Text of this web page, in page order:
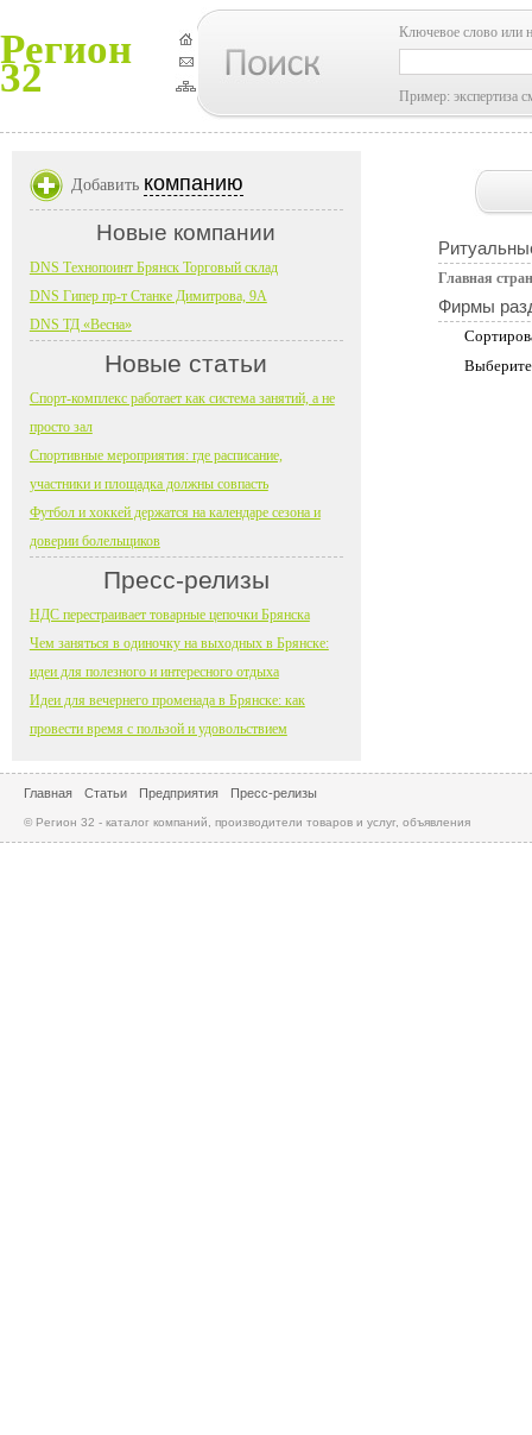
Регион
32
Ключевое слово или
Пример: экспертиза
Главная
Фирмы
Добавить компанию
Новые компании
DNS Технопоинт Брянск Торговый склад
DNS Гипер пр-т Станке Димитрова, 9А
DNS ТД «Весна»
Новые статьи
Спорт-комплекс работает как система занятий, а не
просто зал
Спортивные мероприятия: где расписание,
участники и площадка должны совпасть
Футбол и хоккей держатся на календаре сезона и
доверии болельщиков
Пресс-релизы
НДС перестраивает товарные цепочки Брянска
Чем заняться в одиночку на выходных в Брянске:
идеи для полезного и интересного отдыха
Идеи для вечернего променада в Брянске: как
провести время с пользой и удовольствием
Главная Статьи Предприятия Пресс-релизы
© Регион 32 - каталог компаний, производители товаров и услуг, объявления